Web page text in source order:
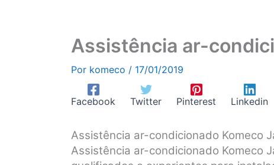
Assistência ar-
Por komeco / 17/01/2019
Facebook Twitter Pinterest Linkedin
Assistência ar-condicionado Komeco
Assistência ar-condicionado Komeco